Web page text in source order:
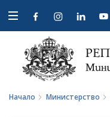
Open
navigation
Начало Министерство